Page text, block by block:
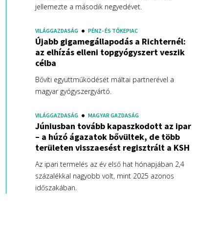
jellemezte a második negyedévet.
VILÁGGAZDASÁG PÉNZ- ÉS TŐKEPIAC
Újabb gigamegállapodás a Richternél:
az elhízás elleni topgyógyszert veszik
célba
Bővíti együttműködését máltai partnerével a
magyar gyógyszergyártó.
VILÁGGAZDASÁG MAGYAR GAZDASÁG
Júniusban tovább kapaszkodott az ipar
– a húzó ágazatok bővültek, de több
területen visszaesést regisztrált a KSH
Az ipari termelés az év első hat hónapjában 2,4
százalékkal nagyobb volt, mint 2025 azonos
időszakában.